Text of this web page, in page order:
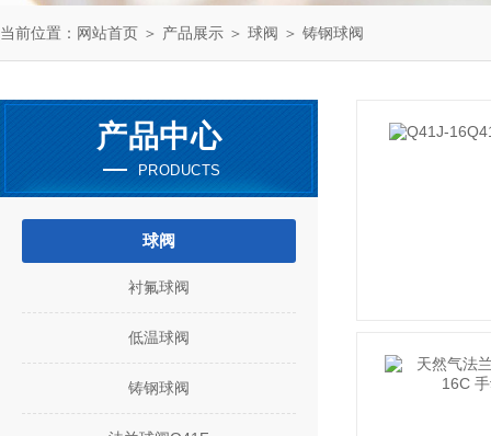
当前位置： 网站首页 ＞ 产品展示 ＞ 球阀 ＞ 铸钢球阀
产品中心
PRODUCTS
球阀
衬氟球阀
低温球阀
铸钢球阀